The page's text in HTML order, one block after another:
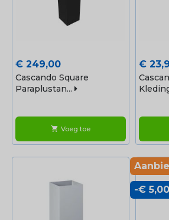
Prijs
€ 249,00
Cascando Square
Paraplustan...
shopping_cart Voeg toe
Prijs
€
-€ 5,00